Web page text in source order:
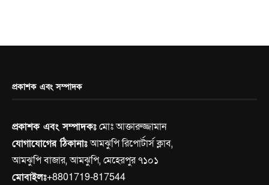
প্রকাশক এবং সম্পাদক
প্রকাশক এবং সম্পাদকঃমোঃ আক্তারুজ্জামান
যোগাযোগের ঠিকানাঃআমঝুপি রিপোর্টার্স ক্লাব,
আমঝুপি বাজার, আমঝুপি, মেহেরপুর ৭১০১
মোবাইলঃ+8801719-817544